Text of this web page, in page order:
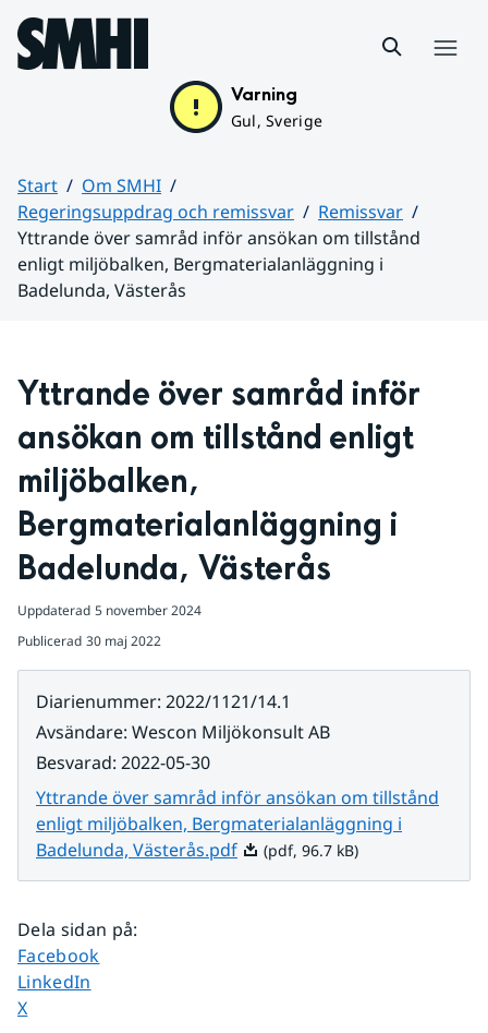
Hoppa till sidans innehåll
Varning
Gul, Sverige
Start
Om SMHI
Regeringsuppdrag och remissvar
Remissvar
Yttrande över samråd inför ansökan om tillstånd
enligt miljöbalken, Bergmaterialanläggning i
Badelunda, Västerås
Yttrande över samråd inför
ansökan om tillstånd enligt
miljöbalken,
Bergmaterialanläggning i
Badelunda, Västerås
Uppdaterad 5 november 2024
Publicerad 30 maj 2022
Diarienummer: 2022/1121/14.1
Avsändare: Wescon Miljökonsult AB
Besvarad: 2022-05-30
Yttrande över samråd inför ansökan om tillstånd
enligt miljöbalken, Bergmaterialanläggning i
Badelunda, Västerås.pdfPdf, 96.7 kB.
(pdf, 96.7 kB)
Dela sidan på:
Dela sidan på
Facebook
Dela sidan på
LinkedIn
Dela sidan på
X